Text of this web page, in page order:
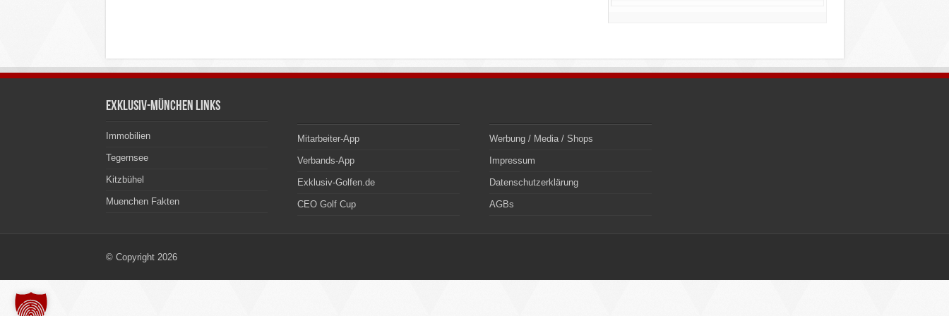
Exklusiv-München Links
Immobilien
Tegernsee
Kitzbühel
Muenchen Fakten
Mitarbeiter-App
Verbands-App
Exklusiv-Golfen.de
CEO Golf Cup
Werbung / Media / Shops
Impressum
Datenschutzerklärung
AGBs
© Copyright 2026